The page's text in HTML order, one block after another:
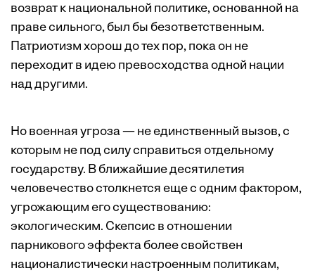
возврат к национальной политике, основанной на
праве сильного, был бы безответственным.
Патриотизм хорош до тех пор, пока он не
переходит в идею превосходства одной нации
над другими.
Но военная угроза — не единственный вызов, с
которым не под силу справиться отдельному
государству. В ближайшие десятилетия
человечество столкнется еще с одним фактором,
угрожающим его существованию:
экологическим. Скепсис в отношении
парникового эффекта более свойствен
националистически настроенным политикам,